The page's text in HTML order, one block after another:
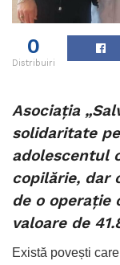
0
Distribuiri
Asociația
solidaritate
adolescentul
copilărie, dar
de o operație
valoare de
Există povești